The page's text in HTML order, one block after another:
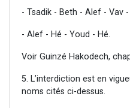
- Tsadik - Beth - Alef - Vav -
- Alef - Hé - Youd - Hé.
Voir Guinzé Hakodech,
5. L’interdiction est en
noms cités ci-dessus.